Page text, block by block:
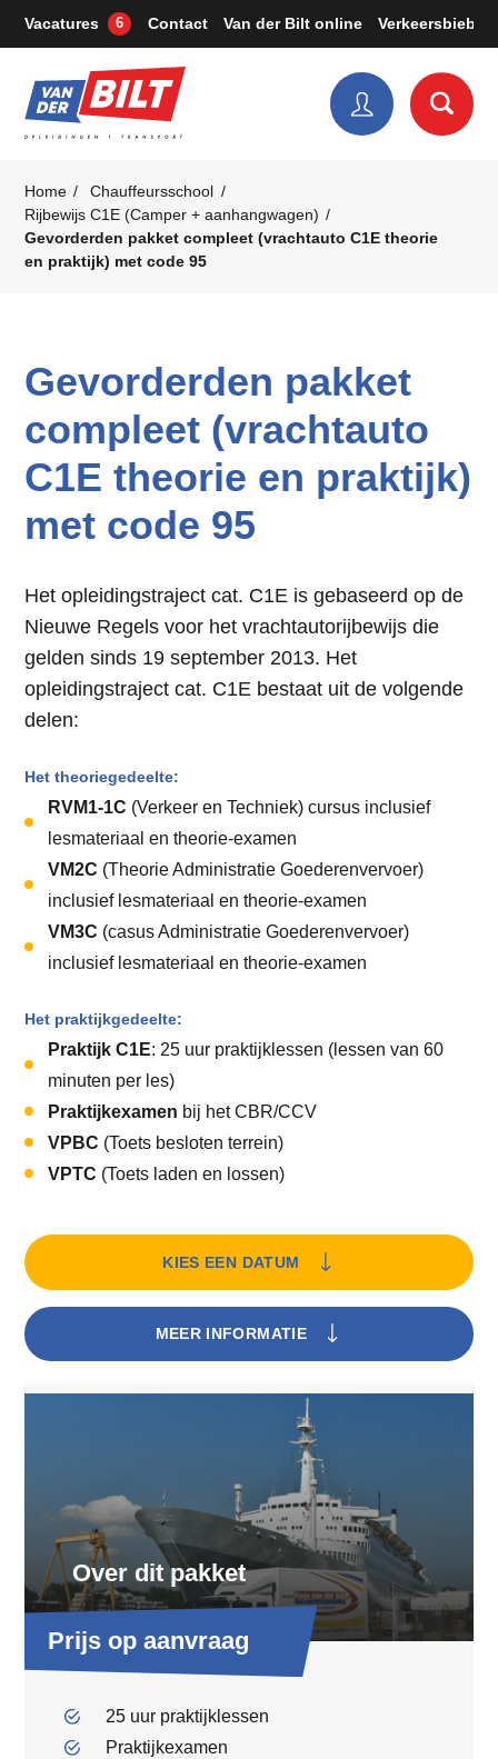
Vacatures 6 Contact Van der Bilt online Verkeersbieb
Home
Chauffeursschool
Rijbewijs C1E (Camper + aanhangwagen)
Gevorderden pakket compleet (vrachtauto C1E theorie
en praktijk) met code 95
Gevorderden pakket
compleet (vrachtauto
C1E theorie en praktijk)
met code 95
Het opleidingstraject cat. C1E is gebaseerd op de
Nieuwe Regels voor het vrachtautorijbewijs die
gelden sinds 19 september 2013. Het
opleidingstraject cat. C1E bestaat uit de volgende
delen:
Het theoriegedeelte:
RVM1-1C (Verkeer en Techniek) cursus inclusief
lesmateriaal en theorie-examen
VM2C (Theorie Administratie Goederenvervoer)
inclusief lesmateriaal en theorie-examen
VM3C (casus Administratie Goederenvervoer)
inclusief lesmateriaal en theorie-examen
Het praktijkgedeelte:
Praktijk C1E: 25 uur praktijklessen (lessen van 60
minuten per les)
Praktijkexamen bij het CBR/CCV
VPBC (Toets besloten terrein)
VPTC (Toets laden en lossen)
KIES EEN DATUM
MEER INFORMATIE
Over dit pakket
Prijs op aanvraag
25 uur praktijklessen
Praktijkexamen